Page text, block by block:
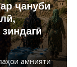
ҷануби
амнияти